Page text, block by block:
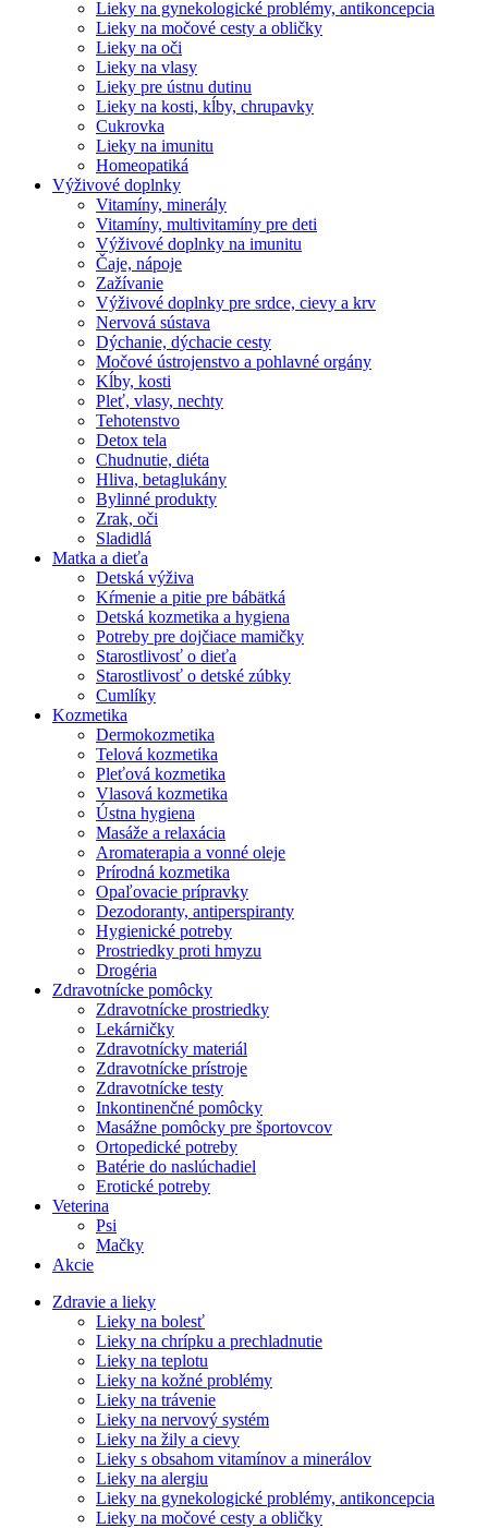
Lieky na gynekologické problémy, antikoncepcia
Lieky na močové cesty a obličky
Lieky na oči
Lieky na vlasy
Lieky pre ústnu dutinu
Lieky na kosti, kĺby, chrupavky
Cukrovka
Lieky na imunitu
Homeopatiká
Výživové doplnky
Vitamíny, minerály
Vitamíny, multivitamíny pre deti
Výživové doplnky na imunitu
Čaje, nápoje
Zažívanie
Výživové doplnky pre srdce, cievy a krv
Nervová sústava
Dýchanie, dýchacie cesty
Močové ústrojenstvo a pohlavné orgány
Kĺby, kosti
Pleť, vlasy, nechty
Tehotenstvo
Detox tela
Chudnutie, diéta
Hliva, betaglukány
Bylinné produkty
Zrak, oči
Sladidlá
Matka a dieťa
Detská výživa
Kŕmenie a pitie pre bábätká
Detská kozmetika a hygiena
Potreby pre dojčiace mamičky
Starostlivosť o dieťa
Starostlivosť o detské zúbky
Cumlíky
Kozmetika
Dermokozmetika
Telová kozmetika
Pleťová kozmetika
Vlasová kozmetika
Ústna hygiena
Masáže a relaxácia
Aromaterapia a vonné oleje
Prírodná kozmetika
Opaľovacie prípravky
Dezodoranty, antiperspiranty
Hygienické potreby
Prostriedky proti hmyzu
Drogéria
Zdravotnícke pomôcky
Zdravotnícke prostriedky
Lekárničky
Zdravotnícky materiál
Zdravotnícke prístroje
Zdravotnícke testy
Inkontinenčné pomôcky
Masážne pomôcky pre športovcov
Ortopedické potreby
Batérie do naslúchadiel
Erotické potreby
Veterina
Psi
Mačky
Akcie
Zdravie a lieky
Lieky na bolesť
Lieky na chrípku a prechladnutie
Lieky na teplotu
Lieky na kožné problémy
Lieky na trávenie
Lieky na nervový systém
Lieky na žily a cievy
Lieky s obsahom vitamínov a minerálov
Lieky na alergiu
Lieky na gynekologické problémy, antikoncepcia
Lieky na močové cesty a obličky